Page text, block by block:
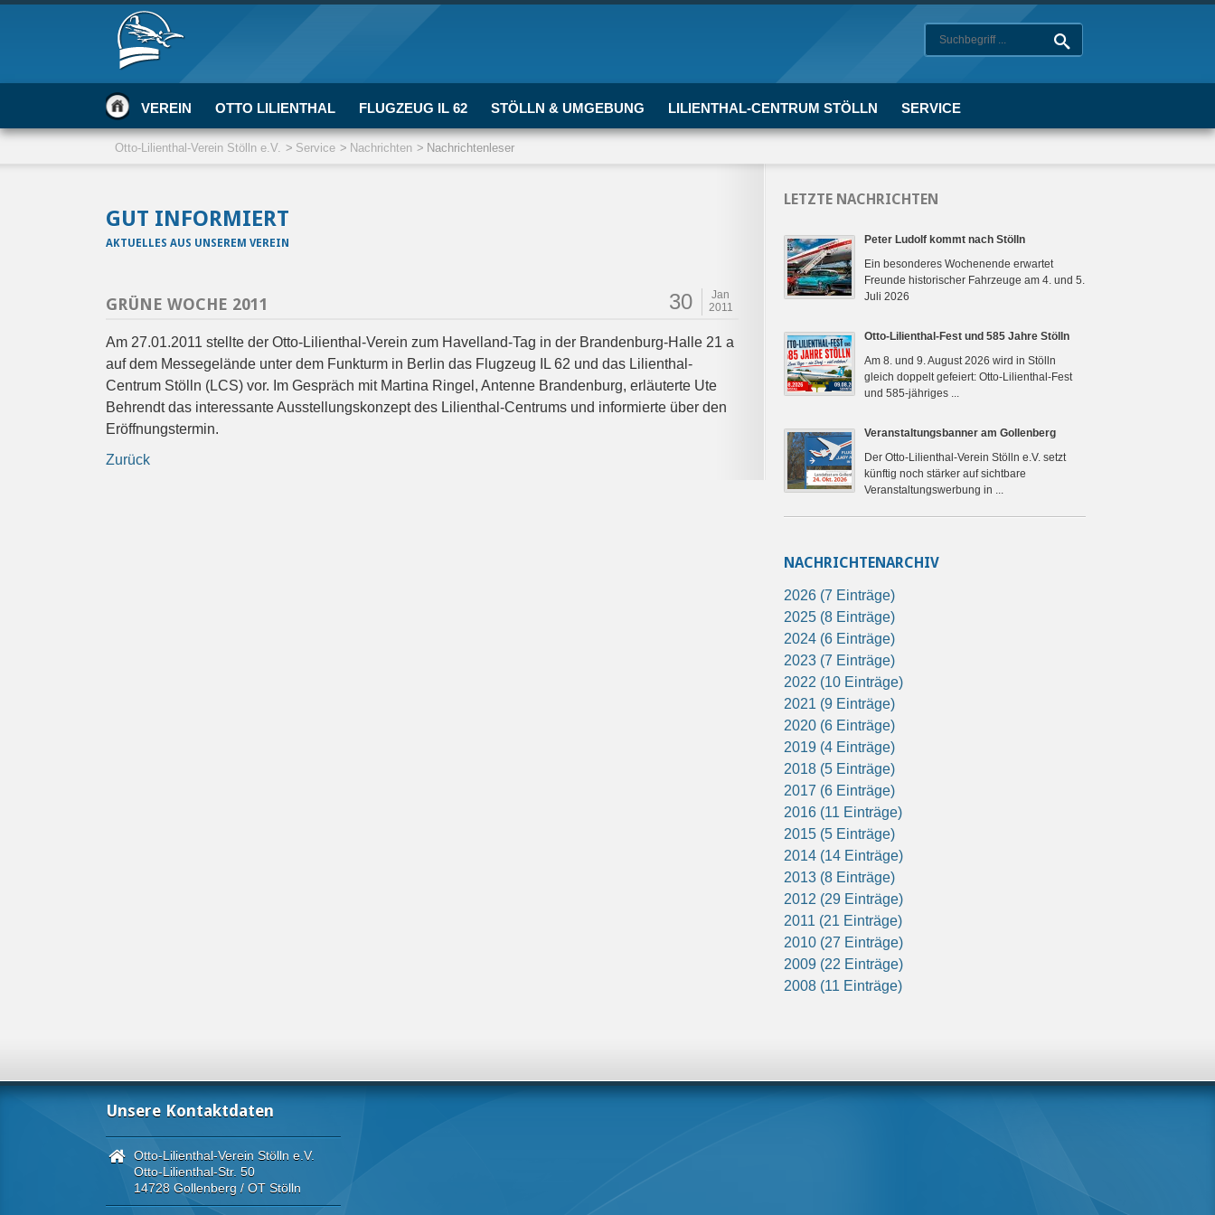
VEREIN OTTO LILIENTHAL FLUGZEUG IL 62 STÖLLN & UMGEBUNG LILIENTHAL-CENTRUM STÖLLN SERVICE
Otto-Lilienthal-Verein Stölln e.V. Service Nachrichten Nachrichtenleser
GUT INFORMIERT
AKTUELLES AUS UNSEREM VEREIN
GRÜNE WOCHE 2011 30
Jan
2011
Am 27.01.2011 stellte der Otto-Lilienthal-Verein zum Havelland-Tag in der Brandenburg-Halle 21 a
auf dem Messegelände unter dem Funkturm in Berlin das Flugzeug IL 62 und das Lilienthal-
Centrum Stölln (LCS) vor. Im Gespräch mit Martina Ringel, Antenne Brandenburg, erläuterte Ute
Behrendt das interessante Ausstellungskonzept des Lilienthal-Centrums und informierte über den
Eröffnungstermin.
Zurück
LETZTE NACHRICHTEN
Peter Ludolf kommt nach Stölln
Ein besonderes Wochenende erwartet
Freunde historischer Fahrzeuge am 4. und 5.
Juli 2026
Otto-Lilienthal-Fest und 585 Jahre Stölln
Am 8. und 9. August 2026 wird in Stölln
gleich doppelt gefeiert: Otto-Lilienthal-Fest
und 585-jähriges ...
Veranstaltungsbanner am Gollenberg
Der Otto-Lilienthal-Verein Stölln e.V. setzt
künftig noch stärker auf sichtbare
Veranstaltungswerbung in ...
NACHRICHTENARCHIV
2026 (7 Einträge)
2025 (8 Einträge)
2024 (6 Einträge)
2023 (7 Einträge)
2022 (10 Einträge)
2021 (9 Einträge)
2020 (6 Einträge)
2019 (4 Einträge)
2018 (5 Einträge)
2017 (6 Einträge)
2016 (11 Einträge)
2015 (5 Einträge)
2014 (14 Einträge)
2013 (8 Einträge)
2012 (29 Einträge)
2011 (21 Einträge)
2010 (27 Einträge)
2009 (22 Einträge)
2008 (11 Einträge)
Unsere Kontaktdaten
Otto-Lilienthal-Verein Stölln e.V.
Otto-Lilienthal-Str. 50
14728 Gollenberg / OT Stölln